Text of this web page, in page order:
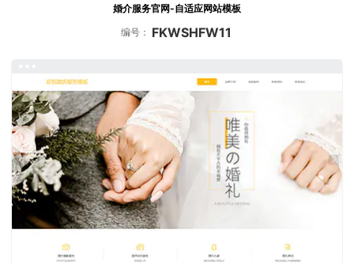
婚介服务官网-自适应网站模板
编号： FKWSHFW11